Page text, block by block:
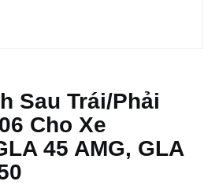
Sau Trái/phải
Cho Xe
45 AMG, GLA